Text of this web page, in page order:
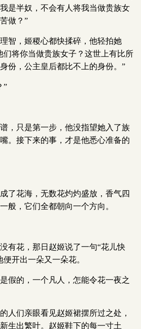
是半奴，不会有人将我当做贵族女
做？”
智，姬稷心都快揉碎，他轻拍她
们将你当做贵族女子？这世上有比所
份，公主皇后都比不上的身份。”
”
，只是第一步，他没指望她入了族
。接下来的事，才是他悉心准备的
了花海，无数花灼灼盛放，香气四
般，它们全都朝向一个方向。
有花，那日赵姬说了一句“花儿快
开出一朵又一朵花。
假的，一个凡人，怎能令花一夜之
人们亲眼看见赵姬裙摆所过之处，
生出繁叶。赵姬鞋下的每一寸土